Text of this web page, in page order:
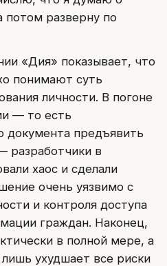
потом разверну по
«Дия» показывает, что
понимают суть
личности. В погоне
— то есть
предъявить
разработчики в
хаос и сделали
очень уязвимо с
и контроля доступа
граждан. Наконец,
в полной мере, а
лишь ухудшает все риски